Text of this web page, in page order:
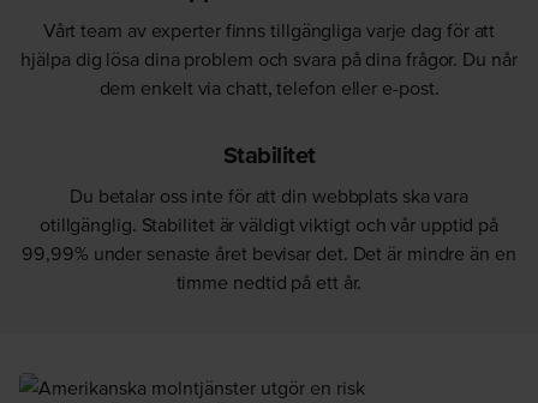
Vårt team av experter finns tillgängliga varje dag för att
hjälpa dig lösa dina problem och svara på dina frågor. Du når
dem enkelt via chatt, telefon eller e-post.
Stabilitet
Du betalar oss inte för att din webbplats ska vara
otillgänglig. Stabilitet är väldigt viktigt och vår upptid på
99,99% under senaste året bevisar det. Det är mindre än en
timme nedtid på ett år.